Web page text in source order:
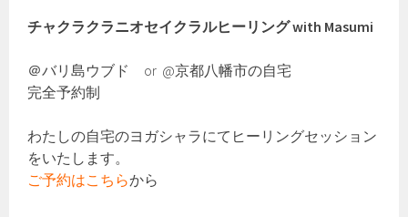
チャクラクラニオセイクラルヒーリング with Masumi
＠バリ島ウブド or @京都八幡市の自宅
完全予約制
わたしの自宅のヨガシャラにてヒーリングセッション
をいたします。
ご予約はこちらから